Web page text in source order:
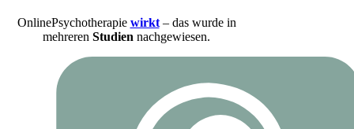
OnlinePsychotherapie wirkt– das wurde in
mehreren Studien nachgewiesen.